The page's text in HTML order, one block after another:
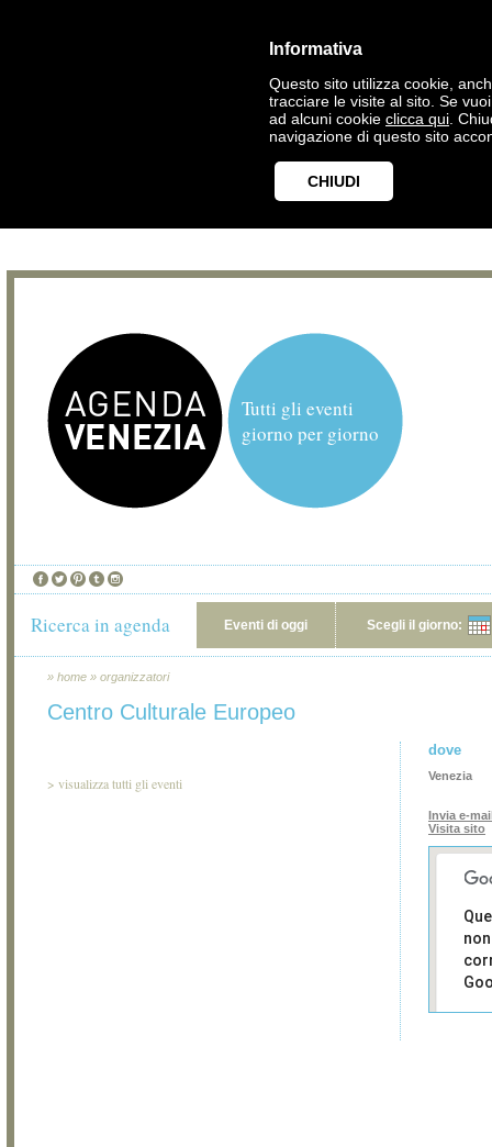
Informativa
Questo sito utilizza cookie,
tracciare le visite al sito. Se
ad alcuni cookie clicca qui .
navigazione di questo sito
CHIUDI
Tutti gli eventi
giorno per giorno
Ricerca in agenda Eventi di oggi Scegli il giorno:
» home » organizzatori
Centro Culturale Europeo
> visualizza tutti gli eventi
dove
Venezia
Invia e-
Visita sito